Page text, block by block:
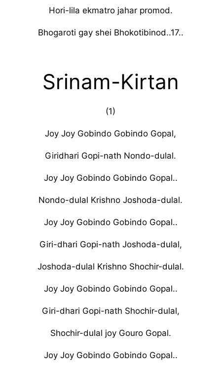
Hori-lila ekmatro jahar promod.
Bhogaroti gay shei Bhokotibinod..17..
Srinam-Kirtan
(1)
Joy Joy Gobindo Gobindo Gopal,
Giridhari Gopi-nath Nondo-dulal.
Joy Joy Gobindo Gobindo Gopal..
Nondo-dulal Krishno Joshoda-dulal.
Joy Joy Gobindo Gobindo Gopal..
Giri-dhari Gopi-nath Joshoda-dulal,
Joshoda-dulal Krishno Shochir-dulal.
Joy Joy Gobindo Gobindo Gopal..
Giri-dhari Gopi-nath Shochir-dulal,
Shochir-dulal joy Gouro Gopal.
Joy Joy Gobindo Gobindo Gopal..